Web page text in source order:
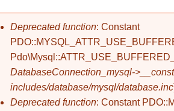
Fehlermeldung
Deprecated function: Constant
DatabaseConnection_mysql-
includes/database/mysql/database.inc
Deprecated function: Constant